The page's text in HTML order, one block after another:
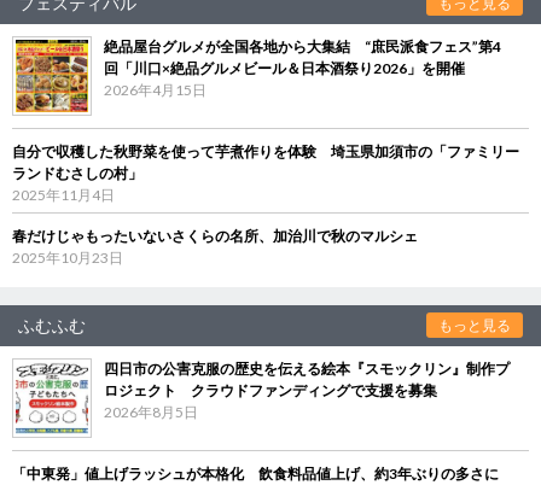
絶品屋台グルメが全国各地から大集結 “庶民派食フェス”第4
回「川口×絶品グルメビール＆日本酒祭り2026」を開催
2026年4月15日
自分で収穫した秋野菜を使って芋煮作りを体験 埼玉県加須市の「ファミリー
ランドむさしの村」
2025年11月4日
春だけじゃもったいないさくらの名所、加治川で秋のマルシェ
2025年10月23日
ふむふむ もっと見る
四日市の公害克服の歴史を伝える絵本『スモックリン』制作プ
ロジェクト クラウドファンディングで支援を募集
2026年8月5日
「中東発」値上げラッシュが本格化 飲食料品値上げ、約3年ぶりの多さに